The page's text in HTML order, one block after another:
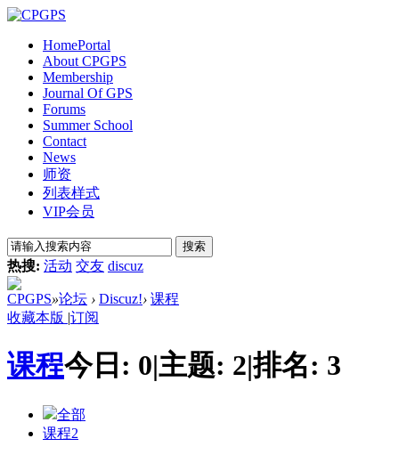
HomePortal
About CPGPS
Membership
Journal Of GPS
Forums
Summer School
Contact
News
师资
列表样式
VIP会员
搜索
热搜: 活动 交友 discuz
CPGPS»论坛 › Discuz!› 课程
收藏本版 |订阅
课程今日: 0|主题: 2|排名: 3
全部
课程2